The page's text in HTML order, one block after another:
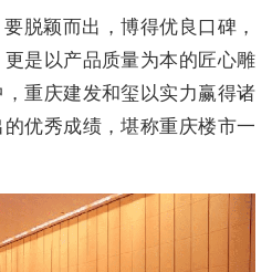
脱颖而出，博得优良口碑，
是以产品质量为本的匠心雕
重庆建发和玺以实力赢得诸
优秀成绩，堪称重庆楼市一